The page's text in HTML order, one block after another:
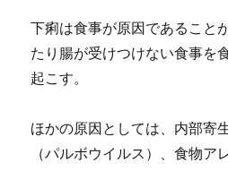
下痢は食事が原因であること
たり腸が受けつけない食事を
起こす。
ほかの原因としては、内部寄
（パルボウイルス）、食物ア